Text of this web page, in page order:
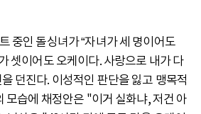
중인 돌싱녀가 “자녀가 세 명이어도
셋이어도 오케이다. 사랑으로 내가 다
던진다. 이성적인 판단을 잃고 맹목적
모습에 채정안은 "이거 실화냐, 저건 아